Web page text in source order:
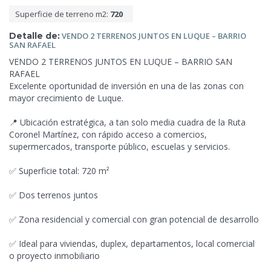
Superficie de terreno m2: 720
Detalle de:VENDO 2 TERRENOS JUNTOS EN LUQUE – BARRIO
SAN RAFAEL
VENDO 2 TERRENOS JUNTOS EN LUQUE – BARRIO SAN
RAFAEL
Excelente oportunidad de inversión en una de las zonas con
mayor crecimiento de Luque.
📍 Ubicación estratégica, a tan solo media cuadra de la Ruta
Coronel Martínez, con rápido acceso a comercios,
supermercados, transporte público, escuelas y servicios.
✅ Superficie total: 720 m²
✅ Dos terrenos juntos
✅ Zona residencial y comercial con gran potencial de desarrollo
✅ Ideal para viviendas, duplex, departamentos, local comercial
o proyecto inmobiliario